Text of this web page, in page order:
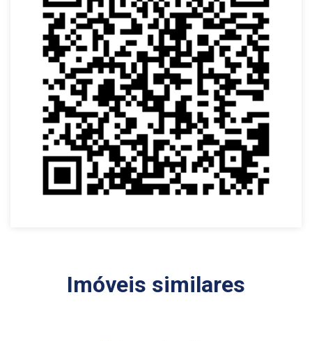
Imóveis similares